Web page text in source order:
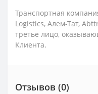
Транспортная
Logistics, Алем-Тат,
третье лицо,
Клиента.
Отзывов (0)